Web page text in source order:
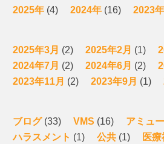
2025年 (4) 2024年 (16) 2023年
2025年3月 (2) 2025年2月 (1)
2024年7月 (2) 2024年6月 (2)
2023年11月 (2) 2023年9月 (1)
ブログ(33) VMS (16) アミュ
ハラスメント (1) 公共 (1) 医